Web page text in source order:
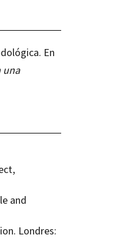
En
una
and
Londres: